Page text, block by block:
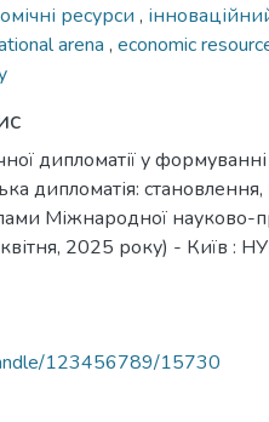
ресурси ,
arena , economic
дипломатії у
дипломатія:
Міжнародної науково-
2025 року) - Київ :
123456789/15730